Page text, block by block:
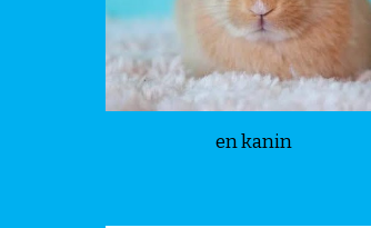
en kanin